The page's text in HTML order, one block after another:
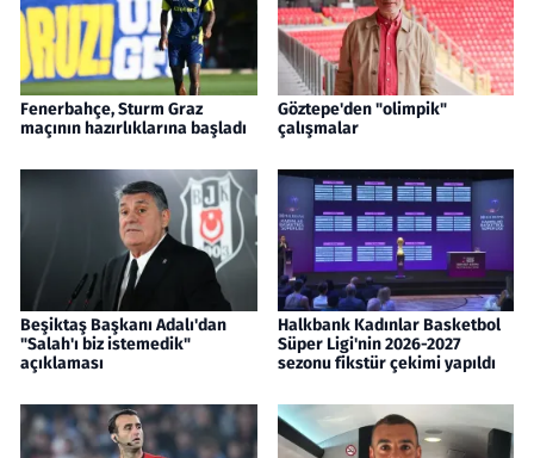
Fenerbahçe, Sturm Graz
maçının hazırlıklarına başladı
Göztepe'den "olimpik"
çalışmalar
Beşiktaş Başkanı Adalı'dan
"Salah'ı biz istemedik"
açıklaması
Halkbank Kadınlar Basketbol
Süper Ligi'nin 2026-2027
sezonu fikstür çekimi yapıldı